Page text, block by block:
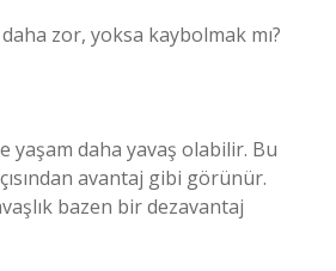
zor, yoksa kaybolmak mı?
yaşam daha yavaş olabilir. Bu
avantaj gibi görünür.
bazen bir dezavantaj